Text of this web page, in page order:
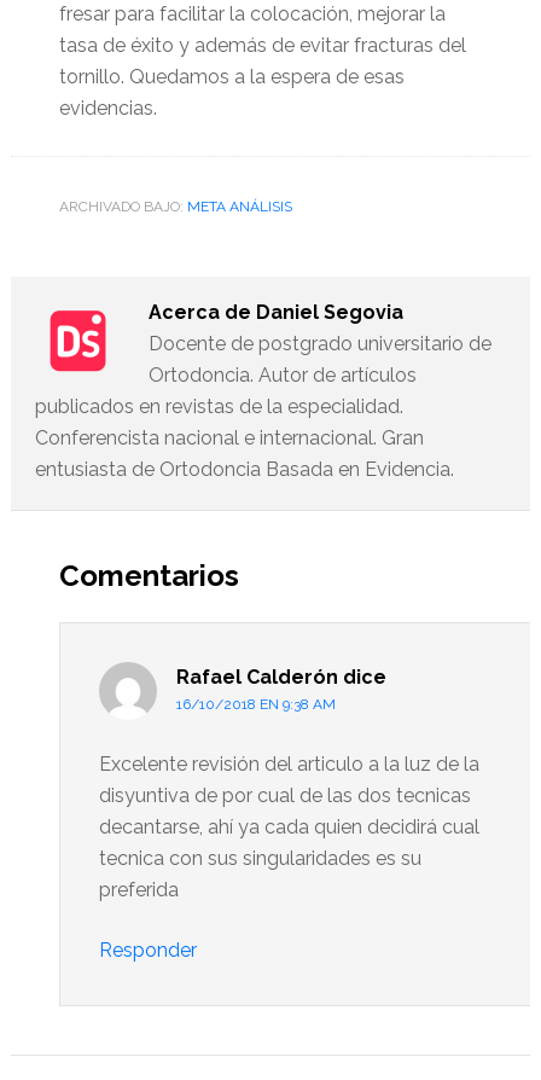
fresar para facilitar la colocación, mejorar la
tasa de éxito y además de evitar fracturas del
tornillo. Quedamos a la espera de esas
evidencias.
ARCHIVADO BAJO: META ANÁLISIS
Acerca de Daniel Segovia
Docente de postgrado universitario de
Ortodoncia. Autor de artículos
publicados en revistas de la especialidad.
Conferencista nacional e internacional. Gran
entusiasta de Ortodoncia Basada en Evidencia.
del
lector
Comentarios
Rafael Calderón dice
16/10/2018 EN 9:38 AM
Excelente revisión del articulo a la luz de la
disyuntiva de por cual de las dos tecnicas
decantarse, ahí ya cada quien decidirá cual
tecnica con sus singularidades es su
preferida
Responder